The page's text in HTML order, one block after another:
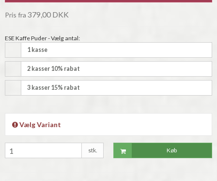
Pris fra 379,00 DKK
ESE Kaffe Puder - Vælg antal:
1 kasse
2 kasser 10% rabat
3 kasser 15% rabat
Vælg Variant
stk. Køb